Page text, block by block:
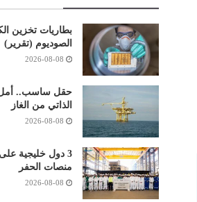
بطاريات تخزين
الصوديوم (تقرير)
2026-08-08
حقل ساسب.. أمل
الذاتي من الغاز
2026-08-08
3 دول خليجية على
منصات الحفر
2026-08-08